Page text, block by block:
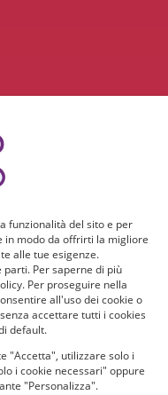
funzionalità del sito e per
in modo da offrirti la migliore
alle tue esigenze.
Per saperne di più
Per proseguire nella
all'uso dei cookie o
accettare tutti i cookies
default.
"Accetta", utilizzare solo i
i cookie necessari" oppure
"Personalizza".